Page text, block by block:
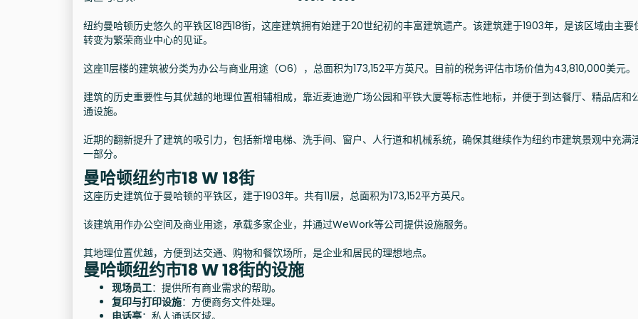
纽约曼哈顿历史悠久的平铁区18西18街，这座建筑拥有始建于20世纪初的丰富建筑遗产。该建筑建于1903年，是该区域由主要
转变为繁荣商业中心的见证。
这座11层楼的建筑被分类为办公与商业用途（O6），总面积为173,152平方英尺。目前的税务评估市场价值为43,810,000美元。
建筑的历史重要性与其优越的地理位置相辅相成，靠近麦迪逊广场公园和平铁大厦等标志性地标，并便于到达餐厅、精品店和
通设施。
近期的翻新提升了建筑的吸引力，包括新增电梯、洗手间、窗户、人行道和机械系统，确保其继续作为纽约市建筑景观中充满
一部分。
曼哈顿纽约市18 W 18街
这座历史建筑位于曼哈顿的平铁区，建于1903年。共有11层，总面积为173,152平方英尺。
该建筑用作办公空间及商业用途，承载多家企业，并通过WeWork等公司提供设施服务。
其地理位置优越，方便到达交通、购物和餐饮场所，是企业和居民的理想地点。
曼哈顿纽约市18 W 18街的设施
现场员工：提供所有商业需求的帮助。
复印与打印设施：方便商务文件处理。
电话亭：私人通话区域。